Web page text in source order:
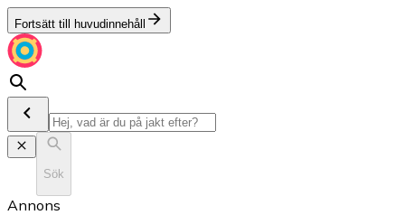
Fortsätt till huvudinnehåll
Sök
Annons